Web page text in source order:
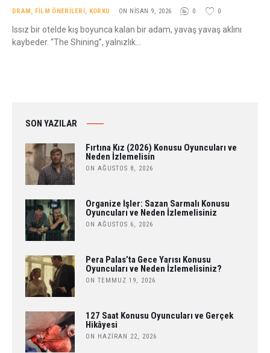
DRAM, FILM ÖNERILERI, KORKU ON NISAN 9, 2026 0 0
Issız bir otelde kış boyunca kalan bir adam, yavaş yavaş aklını
kaybeder. “The Shining”, yalnızlık…
SON YAZILAR
Fırtına Kız (2026) Konusu Oyuncuları ve
Neden İzlemelisin
ON AĞUSTOS 8, 2026
Organize İşler: Sazan Sarmalı Konusu
Oyuncuları ve Neden İzlemelisiniz
ON AĞUSTOS 6, 2026
Pera Palas’ta Gece Yarısı Konusu
Oyuncuları ve Neden İzlemelisiniz?
ON TEMMUZ 19, 2026
127 Saat Konusu Oyuncuları ve Gerçek
Hikâyesi
ON HAZIRAN 22, 2026